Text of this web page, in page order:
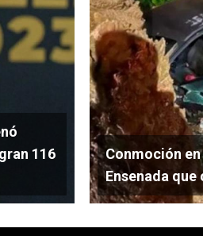
116
Conmoción
Ensenada